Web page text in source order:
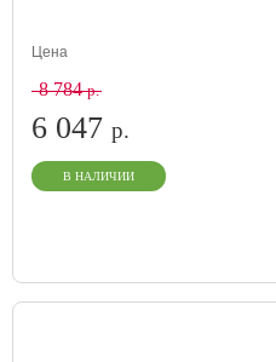
Цена
8 784р.
6 047 р.
В НАЛИЧИИ